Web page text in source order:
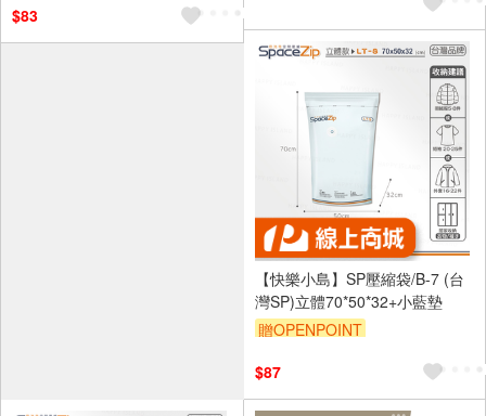
$83
【快樂小島】SP壓縮袋/B-7 (台
灣SP)立體70*50*32+小藍墊
贈OPENPOINT
$87